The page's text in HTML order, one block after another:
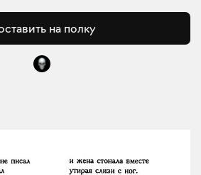
на полку